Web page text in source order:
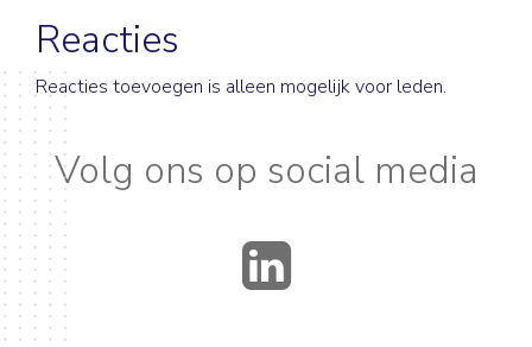
Reacties
Reacties toevoegen is alleen mogelijk voor leden.
Volg ons op social media